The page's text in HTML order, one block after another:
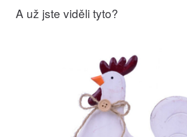
A už jste viděli tyto?